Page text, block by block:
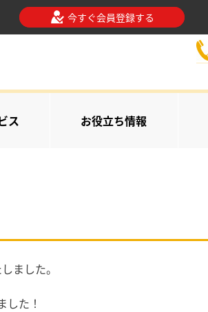
今すぐ会員登録する
ス お役立ち情報
ました。
した！